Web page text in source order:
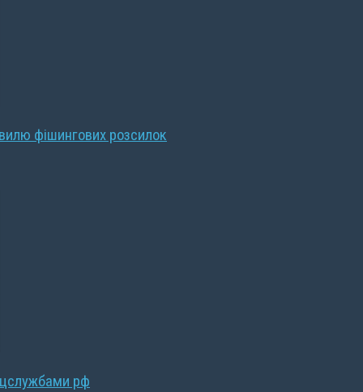
фішингових розсилок
рф